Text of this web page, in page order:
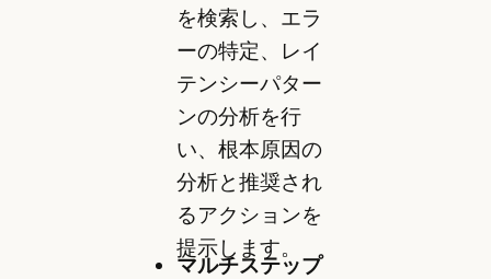
を検索し、エラ
ーの特定、レイ
テンシーパター
ンの分析を行
い、根本原因の
分析と推奨され
るアクションを
提示します。
マルチステップ